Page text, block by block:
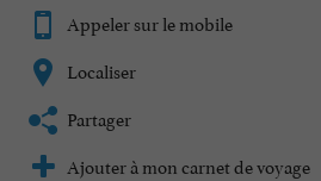
Appeler sur le mobile
Localiser
Partager
Ajouter à mon carnet de voyage